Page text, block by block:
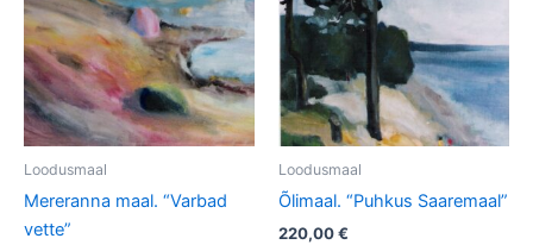
Loodusmaal
Mereranna maal. “Varbad
vette”
Loodusmaal
Õlimaal. “Puhkus Saaremaal”
220,00€